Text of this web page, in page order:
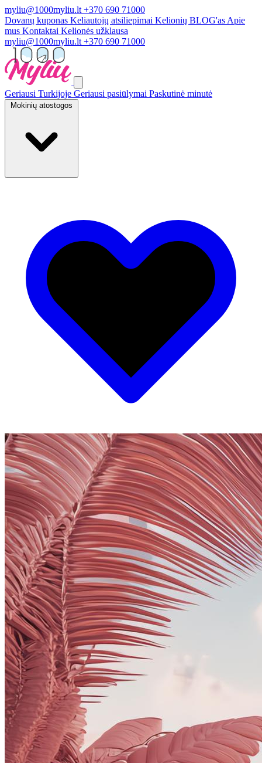
myliu@1000myliu.lt +370 690 71000
Dovanų kuponas Keliautojų atsiliepimai Kelionių BLOG'as Apie
mus Kontaktai Kelionės užklausa
myliu@1000myliu.lt +370 690 71000
Geriausi Turkijoje Geriausi pasiūlymai Paskutinė minutė
Mokinių atostogos